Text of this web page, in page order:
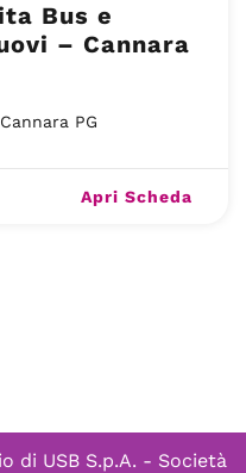
Bus e
– Cannara
PG
Apri Scheda
di USB S.p.A. - Società